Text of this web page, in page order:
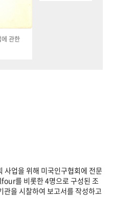
관한
업을 위해 미국인구협회에 전문
를 비롯한 4명으로 구성된 조
을 시찰하여 보고서를 작성하고